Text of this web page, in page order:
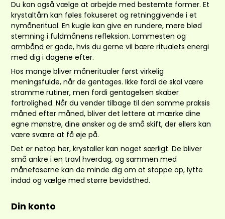
Du kan også vælge at arbejde med bestemte former. Et
krystaltårn kan føles fokuseret og retninggivende i et
nymåneritual. En kugle kan give en rundere, mere blød
stemning i fuldmånens refleksion. Lommesten og
armbånd er gode, hvis du gerne vil bære ritualets energi
med dig i dagene efter.
Hos mange bliver måneritualer først virkelig
meningsfulde, når de gentages. Ikke fordi de skal være
stramme rutiner, men fordi gentagelsen skaber
fortrolighed. Når du vender tilbage til den samme praksis
måned efter måned, bliver det lettere at mærke dine
egne mønstre, dine ønsker og de små skift, der ellers kan
være svære at få øje på.
Det er netop her, krystaller kan noget særligt. De bliver
små ankre i en travl hverdag, og sammen med
månefaserne kan de minde dig om at stoppe op, lytte
indad og vælge med større bevidsthed.
Din konto